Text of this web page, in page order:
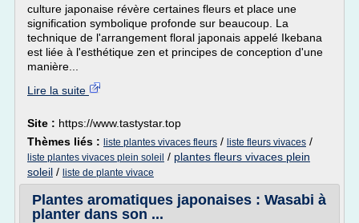
culture japonaise révère certaines fleurs et place une
signification symbolique profonde sur beaucoup. La
technique de l'arrangement floral japonais appelé Ikebana
est liée à l'esthétique zen et principes de conception d'une
manière...
Lire la suite
Site : https://www.tastystar.top
Thèmes liés : liste plantes vivaces fleurs / liste fleurs vivaces /
liste plantes vivaces plein soleil / plantes fleurs vivaces plein
soleil / liste de plante vivace
Plantes aromatiques japonaises : Wasabi à
planter dans son ...